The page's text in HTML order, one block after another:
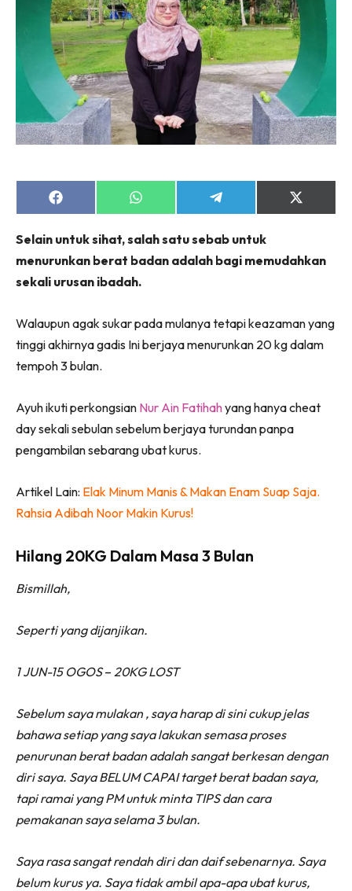
Hub Ideaktiv
Dengan ini saya bersetuju dengan
Langgan Sekarang
Langganan anda telah diterima. Terima kasih!
Lubuk konten Kesihatan dan penjagaan diri
segalanya di seeNI. Rapi kini di seeNI.
Share
on
Share
on
Share
on
Share
on
Selain untuk sihat, salah satu sebab untuk
menurunkan berat badan adalah bagi memudahkan
sekali urusan ibadah.
Walaupun agak sukar pada mulanya tetapi keazaman yang
tinggi akhirnya gadis Ini berjaya menurunkan 20 kg dalam
tempoh 3 bulan.
Ayuh ikuti perkongsian Nur Ain Fatihahyang hanya cheat
day sekali sebulan sebelum berjaya turundan panpa
pengambilan sebarang ubat kurus.
Artikel Lain: Elak Minum Manis & Makan Enam Suap Saja.
Rahsia Adibah Noor Makin Kurus!
Hilang 20KG Dalam Masa 3 Bulan
Bismillah,
Seperti yang dijanjikan.
1 JUN-15 OGOS– 20KG LOST
Sebelum saya mulakan , saya harap di sini cukup jelas
bahawa setiap yang saya lakukan semasa proses
penurunan berat badan adalah sangat berkesan dengan
diri saya. Saya BELUM CAPAI target berat badan saya,
tapi ramai yang PM untuk minta TIPS dan cara
pemakanan saya selama 3 bulan.
Saya rasa sangat rendah diri dan daif sebenarnya. Saya
belum kurus ya. Saya tidak ambil apa-apa ubat kurus,